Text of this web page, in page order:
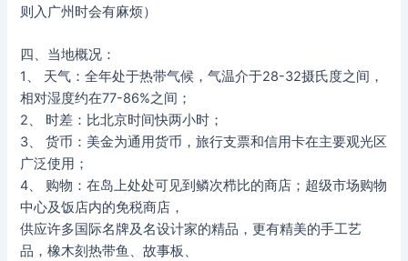
则入广州时会有麻烦）
四、当地概况：
1、 天气：全年处于热带气候，气温介于28-32摄氏度之间，
相对湿度约在77-86%之间；
2、 时差：比北京时间快两小时；
3、 货币：美金为通用货币，旅行支票和信用卡在主要观光区
广泛使用；
4、 购物：在岛上处处可见到鳞次栉比的商店；超级市场购物
中心及饭店内的免税商店，
供应许多国际名牌及名设计家的精品，更有精美的手工艺
品，橡木刻热带鱼、故事板、